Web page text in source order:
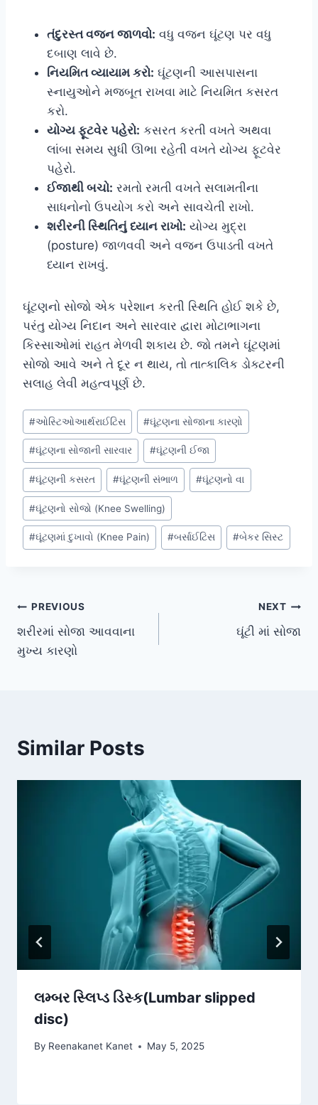
તંદુરસ્ત વજન જાળવો: વધુ વજન ઘૂંટણ પર વધુ
દબાણ લાવે છે.
નિયમિત વ્યાયામ કરો: ઘૂંટણની આસપાસના
સ્નાયુઓને મજબૂત રાખવા માટે નિયમિત કસરત
કરો.
યોગ્ય ફૂટવેર પહેરો: કસરત કરતી વખતે અથવા
લાંબા સમય સુધી ઊભા રહેતી વખતે યોગ્ય ફૂટવેર
પહેરો.
ઈજાથી બચો: રમતો રમતી વખતે સલામતીના
સાધનોનો ઉપયોગ કરો અને સાવચેતી રાખો.
શરીરની સ્થિતિનું ધ્યાન રાખો: યોગ્ય મુદ્રા
(posture) જાળવવી અને વજન ઉપાડતી વખતે
ધ્યાન રાખવું.
ઘૂંટણનો સોજો એક પરેશાન કરતી સ્થિતિ હોઈ શકે છે,
પરંતુ યોગ્ય નિદાન અને સારવાર દ્વારા મોટાભાગના
કિસ્સાઓમાં રાહત મેળવી શકાય છે. જો તમને ઘૂંટણમાં
સોજો આવે અને તે દૂર ન થાય, તો તાત્કાલિક ડોક્ટરની
સલાહ લેવી મહત્વપૂર્ણ છે.
Post
Tags:
#ઓસ્ટિઓઆર્થરાઈટિસ #ઘૂંટણના સોજાના કારણો
#ઘૂંટણના સોજાની સારવાર #ઘૂંટણની ઈજા
#ઘૂંટણની કસરત #ઘૂંટણની સંભાળ #ઘૂંટણનો વા
#ઘૂંટણનો સોજો (Knee Swelling)
#ઘૂંટણમાં દુખાવો (Knee Pain) #બર્સાઈટિસ #બેકર સિસ્ટ
Post
navigation
PREVIOUS
શરીરમાં સોજા આવવાના
મુખ્ય કારણો
NEXT
ઘૂંટી માં સોજા
Similar Posts
લમ્બર સ્લિપ્ડ ડિસ્ક(Lumbar slipped
disc)
By Reenakanet Kanet May 5, 2025